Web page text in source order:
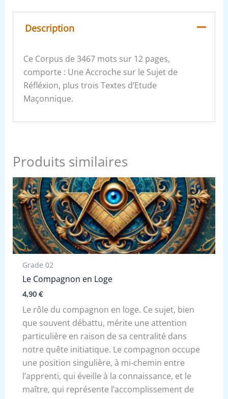
Description
Ce Corpus de 3467 mots sur 12 pages,
comporte : Une Accroche sur le Sujet de
Réfléxion, plus trois Textes d’Etude
Maçonnique.
Produits similaires
Grade 02
Le Compagnon en Loge
4,90 €
Le rôle du compagnon en loge. Ce sujet, bien
que souvent débattu, mérite une attention
particulière en raison de sa centralité dans
notre quête initiatique. Le compagnon occupe
une position singulière, à mi-chemin entre
l’apprenti, qui éveille à la connaissance, et le
maître, qui représente l’accomplissement de